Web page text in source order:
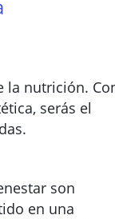
la nutrición.
serás el
son
en una